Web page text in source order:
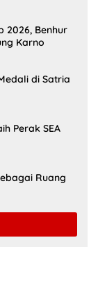
2026, Benhur
Karno
di Satria
Perak SEA
Ruang